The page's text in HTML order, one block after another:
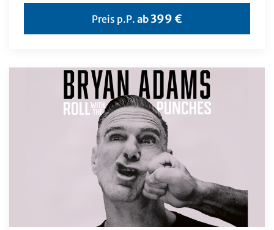
Frankreich
Großbritannien
Irland
Preis p.P. ab 399 €